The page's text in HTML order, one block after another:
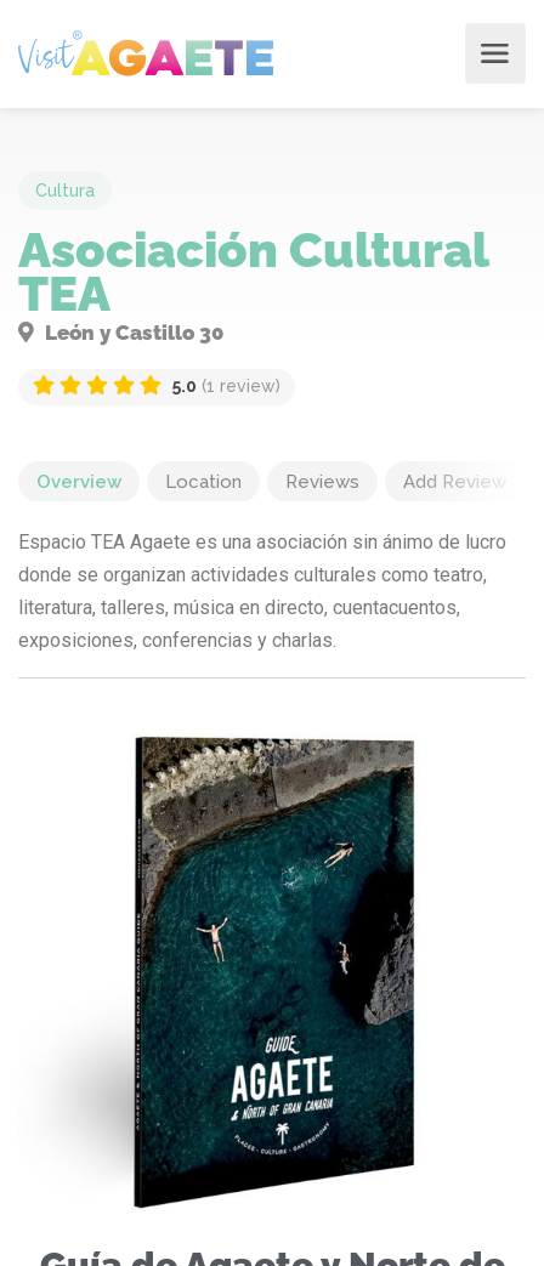
Cultura
Asociación Cultural
TEA
León y Castillo 30
5.0 (1 review)
Overview Location Reviews Add Review
Espacio TEA Agaete es una asociación sin ánimo de lucro
donde se organizan actividades culturales como teatro,
literatura, talleres, música en directo, cuentacuentos,
exposiciones, conferencias y charlas.